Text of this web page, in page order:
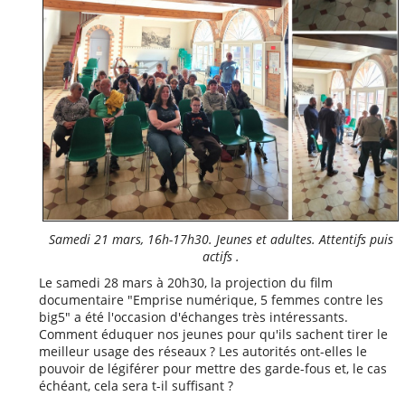
2026 et répartition des
Publications
« juillet 2026
mar.mer. ven. sam.dim.
1
2 3 4
5
8 9 10 11
12
15 16 17 18
19
22 23 24 25
26
30
Autres rubriques
A noter
A propos
Bon à savoir
Samedi 21 mars, 16h-17h30. Jeunes et adultes. Attentifs puis
actifs .
Le samedi 28 mars à 20h30, la projection du film
documentaire "Emprise numérique, 5 femmes contre les
big5" a été l'occasion d'échanges très intéressants.
Comment éduquer nos jeunes pour qu'ils sachent tirer le
meilleur usage des réseaux ? Les autorités ont-elles le
pouvoir de légiférer pour mettre des garde-fous et, le cas
échéant, cela sera t-il suffisant ?